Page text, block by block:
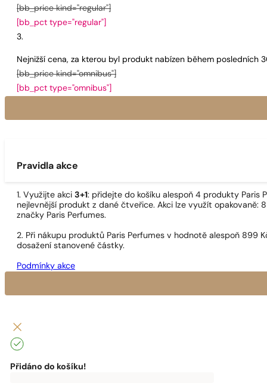
[bb_price kind="regular"]
[bb_pct type="regular"]
Nejnižší cena, za kterou byl produkt nabízen během posledních
[bb_price kind="omnibus"]
[bb_pct type="omnibus"]
Pravidla akce
1. Využijte akci 3+1: přidejte do košíku alespoň 4 produkty
nejlevnější produkt z dané čtveřice. Akci lze využít opakovaně:
značky Paris Perfumes.
2. Při nákupu produktů Paris Perfumes v hodnotě alespoň
dosažení stanovené částky.
Podmínky akce
Přidáno do košíku!